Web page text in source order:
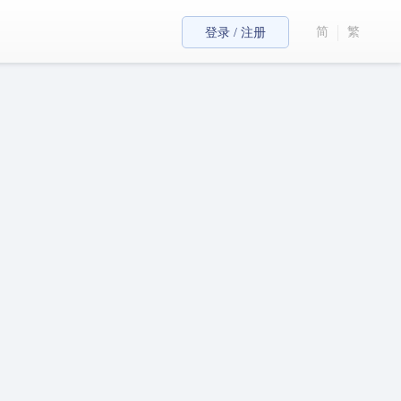
登录 / 注册 简 繁